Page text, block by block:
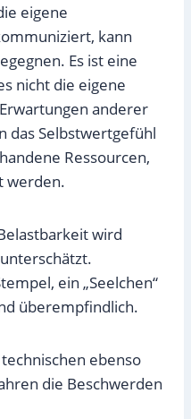
eigene
kann
Es ist eine
nicht die eigene
anderer
das Selbstwertgefühl
Ressourcen,
werden.
wird
ein „Seelchen“
überempfindlich.
ebenso
die Beschwerden